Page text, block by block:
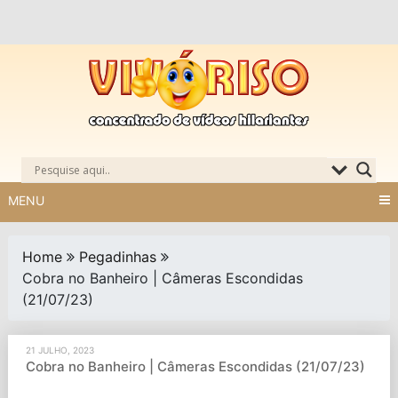
MENU
Home
Pegadinhas
Cobra no Banheiro | Câmeras Escondidas
(21/07/23)
21 JULHO, 2023
Cobra no Banheiro | Câmeras Escondidas (21/07/23)